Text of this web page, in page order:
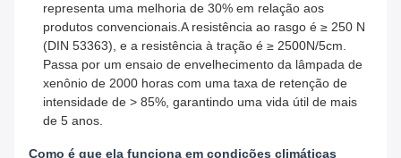
representa uma melhoria de 30% em relação aos
produtos convencionais.A resistência ao rasgo é ≥ 250 N
(DIN 53363), e a resistência à tração é ≥ 2500N/5cm.
Passa por um ensaio de envelhecimento da lâmpada de
xenônio de 2000 horas com uma taxa de retenção de
intensidade de > 85%, garantindo uma vida útil de mais
de 5 anos.
Como é que ela funciona em condições climáticas